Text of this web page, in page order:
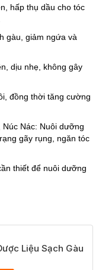
hấp thụ dầu cho tóc
gàu, giảm ngứa và
dịu nhẹ, không gây
đồng thời tăng cường
Nác: Nuôi dưỡng
gãy rụng, ngăn tóc
thiết để nuôi dưỡng
Liệu Sạch Gàu